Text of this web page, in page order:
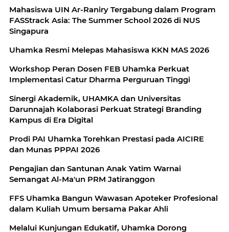
Mahasiswa UIN Ar-Raniry Tergabung dalam Program
FASStrack Asia: The Summer School 2026 di NUS
Singapura
Uhamka Resmi Melepas Mahasiswa KKN MAS 2026
Workshop Peran Dosen FEB Uhamka Perkuat
Implementasi Catur Dharma Perguruan Tinggi
Sinergi Akademik, UHAMKA dan Universitas
Darunnajah Kolaborasi Perkuat Strategi Branding
Kampus di Era Digital
Prodi PAI Uhamka Torehkan Prestasi pada AICIRE
dan Munas PPPAI 2026
Pengajian dan Santunan Anak Yatim Warnai
Semangat Al-Ma'un PRM Jatiranggon
FFS Uhamka Bangun Wawasan Apoteker Profesional
dalam Kuliah Umum bersama Pakar Ahli
Melalui Kunjungan Edukatif, Uhamka Dorong